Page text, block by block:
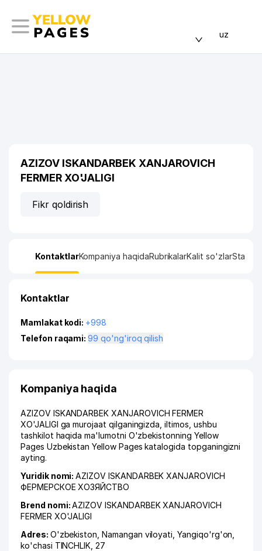
uz
AZIZOV ISKANDARBEK XANJAROVICH
FERMER XO'JALIGI
Fikr qoldirish
KontaktlarKompaniya haqidaRubrikalarKalit so'zlar
Kontaktlar
Mamlakat kodi: +998
Telefon raqami:
99 qo'ng'iroq qilish
Kompaniya haqida
AZIZOV ISKANDARBEK XANJAROVICH FERMER
XO'JALIGI ga murojaat qilganingizda, iltimos, ushbu
tashkilot haqida ma'lumotni O'zbekistonning Yellow
Pages Uzbekistan Yellow Pages katalogida topganingizni
ayting.
Yuridik nomi:AZIZOV ISKANDARBEK XANJAROVICH
ФЕРМЕРСКОЕ ХОЗЯЙСТВО
Brend nomi:AZIZOV ISKANDARBEK XANJAROVICH
FERMER XO'JALIGI
Adres: O'zbekiston,Namangan viloyati ,Yangiqo'rg'on
ko'chasi TINCHLIK , 27